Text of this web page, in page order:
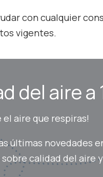
con cualquier
vigentes.
del aire a
aire que respiras!
últimas novedades
calidad del aire y